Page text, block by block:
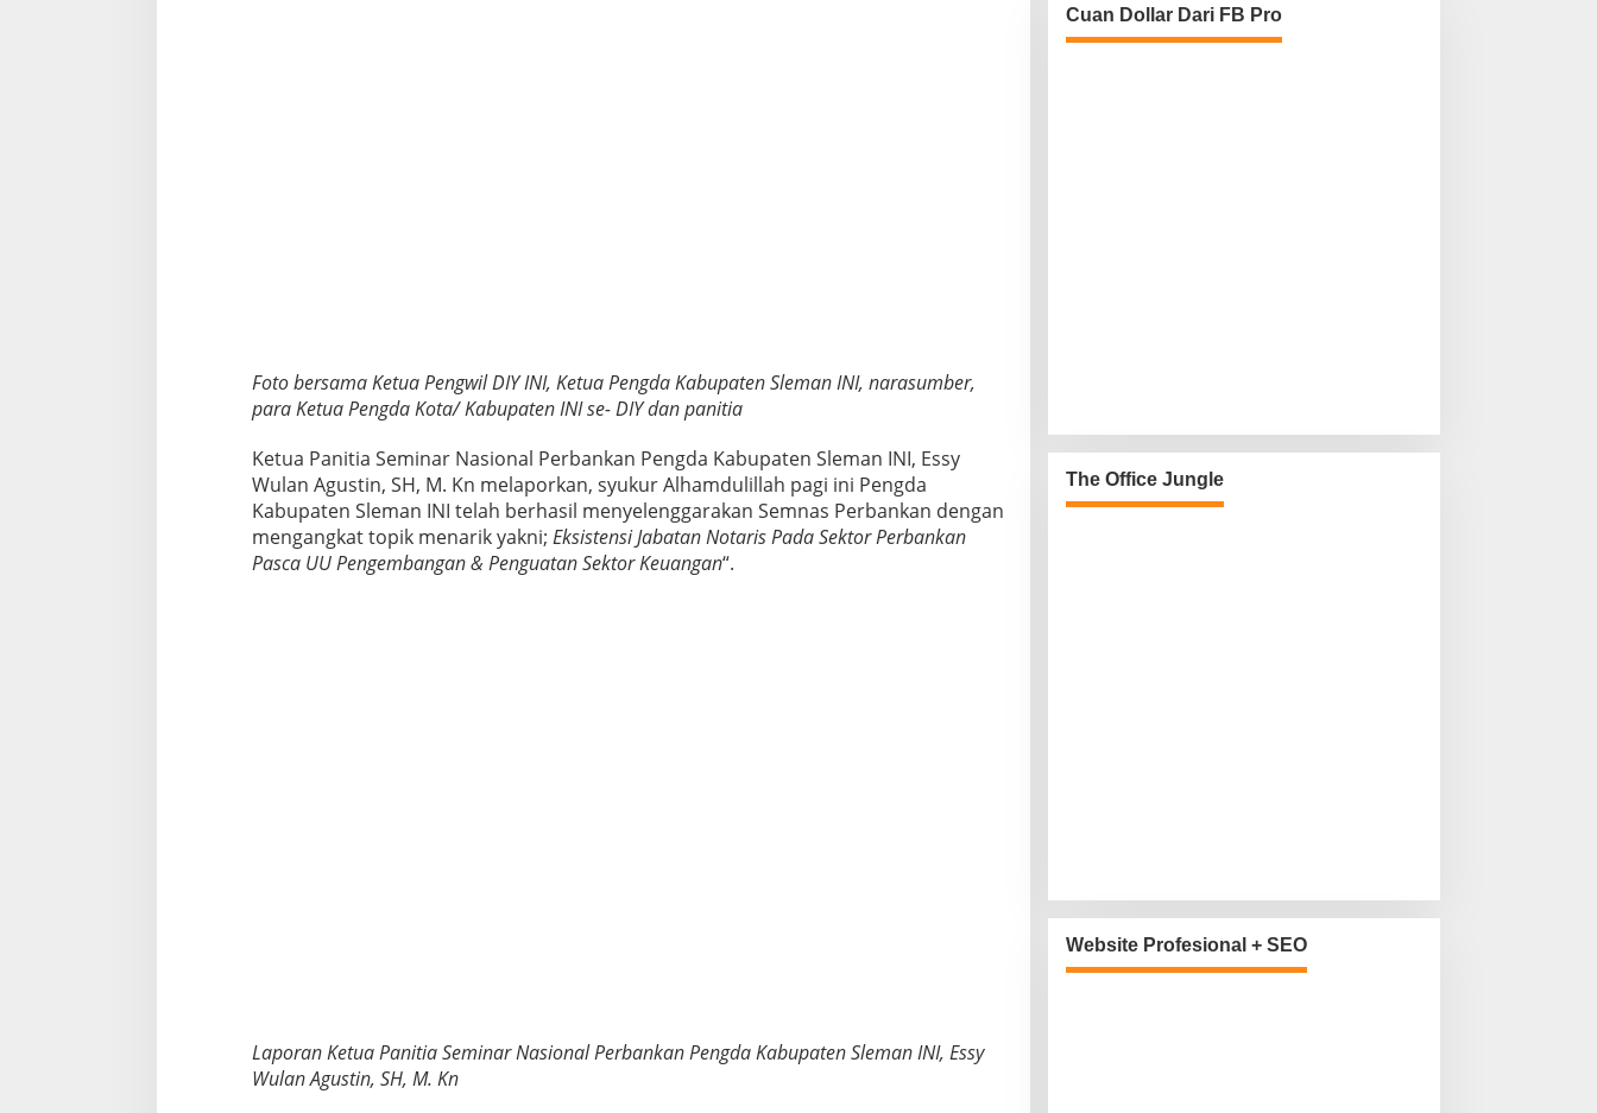
u
a
r
a
s
a
Foto bersama Ketua Pengwil DIY INI, Ketua Pengda Kabupaten Sleman INI, narasumber,
para Ketua Pengda Kota/ Kabupaten INI se- DIY dan panitia
Ketua Panitia Seminar Nasional Perbankan Pengda Kabupaten Sleman INI, Essy
Wulan Agustin, SH, M. Kn melaporkan, syukur Alhamdulillah pagi ini Pengda
Kabupaten Sleman INI telah berhasil menyelenggarakan Semnas Perbankan dengan
mengangkat topik menarik yakni; Eksistensi Jabatan Notaris Pada Sektor Perbankan
Pasca UU Pengembangan & Penguatan Sektor Keuangan“.
Laporan Ketua Panitia Seminar Nasional Perbankan Pengda Kabupaten Sleman INI, Essy
Wulan Agustin, SH, M. Kn
Cuan Dollar Dari FB Pro
The Office Jungle
Website Profesional + SEO